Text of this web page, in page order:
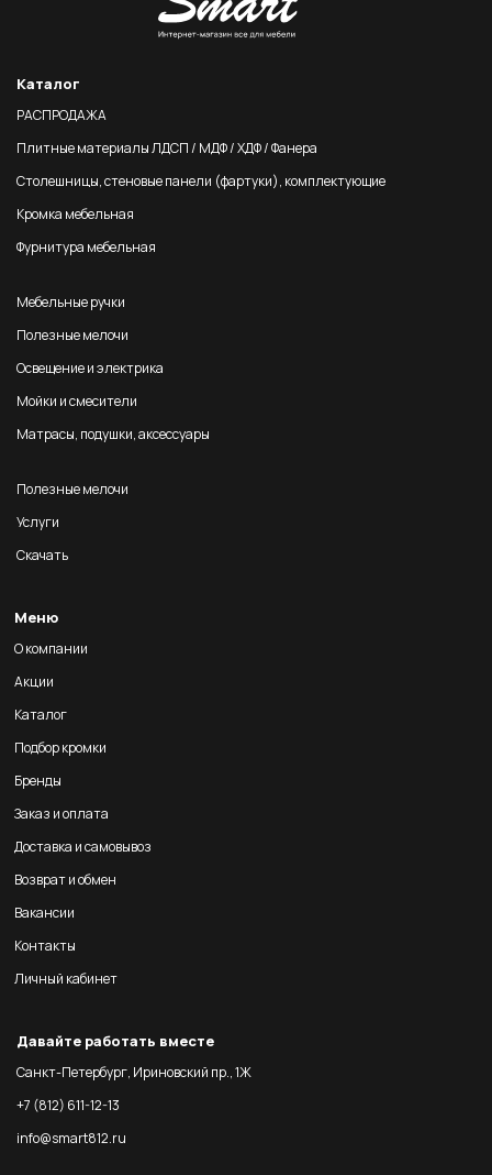
Каталог
РАСПРОДАЖА
Плитные материалы ЛДСП / МДФ / ХДФ / Фанера
Столешницы, стеновые панели (фартуки), комплектующие
Кромка мебельная
Фурнитура мебельная
Мебельные ручки
Полезные мелочи
Освещение и электрика
Мойки и смесители
Матрасы, подушки, аксессуары
Полезные мелочи
Услуги
Скачать
Меню
О компании
Акции
Каталог
Подбор кромки
Бренды
Заказ и оплата
Доставка и самовывоз
Возврат и обмен
Вакансии
Контакты
Личный кабинет
Давайте работать вместе
Санкт-Петербург, Ириновский пр., 1Ж
+7 (812) 611-12-13
info@smart812.ru